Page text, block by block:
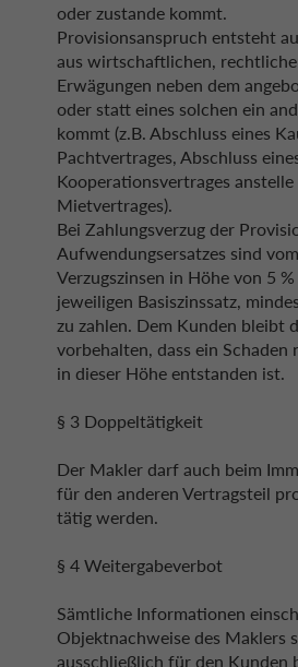
oder zustande kommt.
Provisionsanspruch entsteht
aus wirtschaftlichen,
Erwägungen neben dem
oder statt eines solchen ein
kommt (z.B. Abschluss eines
Pachtvertrages, Abschluss
Kooperationsvertrages anstelle
Mietvertrages).
Bei Zahlungsverzug der
Aufwendungsersatzes sind
Verzugszinsen in Höhe von 5
jeweiligen Basiszinssatz,
zu zahlen. Dem Kunden bleibt
vorbehalten, dass ein
in dieser Höhe entstanden ist.
§ 3 Doppeltätigkeit
Der Makler darf auch beim
für den anderen Vertragsteil
tätig werden.
§ 4 Weitergabeverbot
Sämtliche Informationen
Objektnachweise des Maklers
ausschließlich für den Kunden